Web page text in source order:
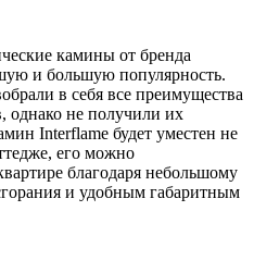
камины от бренда
и большую популярность.
в себя все преимущества
однако не получили их
Interflame будет уместен не
его можно
благодаря небольшому
и удобным габаритным